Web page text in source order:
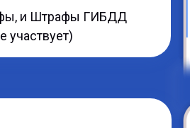
и Штрафы ГИБДД
участвует)